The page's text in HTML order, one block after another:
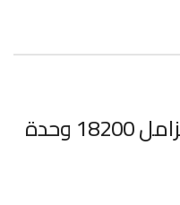
مميزات مكيف اسبليت الزامل 18200 وحدة